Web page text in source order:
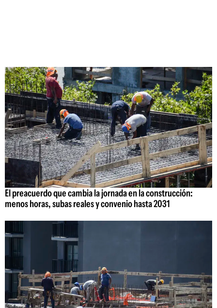
El preacuerdo que cambia la jornada en la construcción:
menos horas, subas reales y convenio hasta 2031